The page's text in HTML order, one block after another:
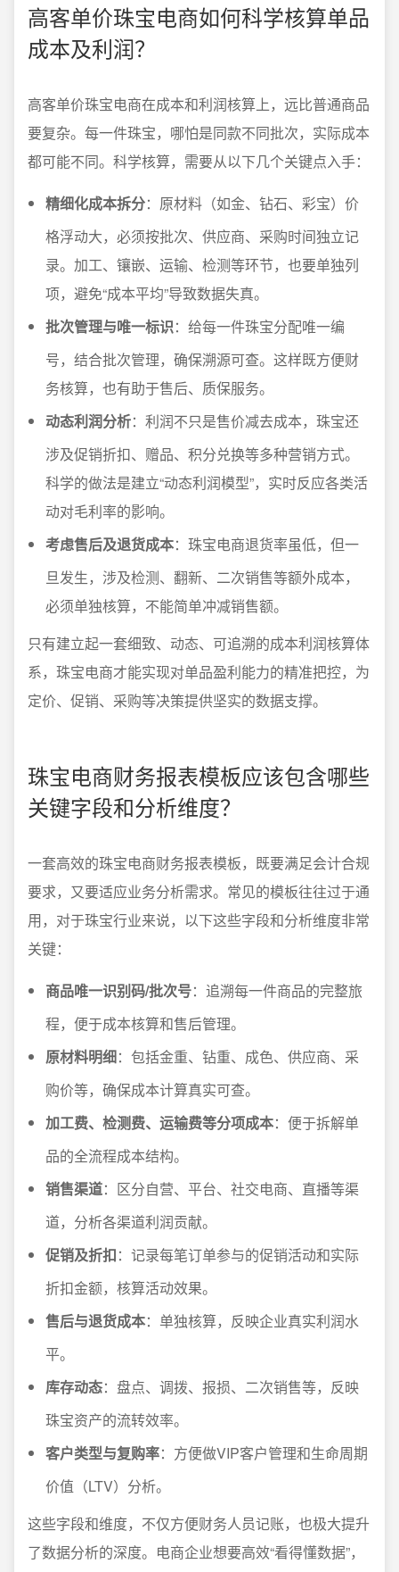
高客单价珠宝电商如何科学核算单品
成本及利润？
高客单价珠宝电商在成本和利润核算上，远比普通商品
要复杂。每一件珠宝，哪怕是同款不同批次，实际成本
都可能不同。科学核算，需要从以下几个关键点入手：
精细化成本拆分：原材料（如金、钻石、彩宝）价
格浮动大，必须按批次、供应商、采购时间独立记
录。加工、镶嵌、运输、检测等环节，也要单独列
项，避免“成本平均”导致数据失真。
批次管理与唯一标识：给每一件珠宝分配唯一编
号，结合批次管理，确保溯源可查。这样既方便财
务核算，也有助于售后、质保服务。
动态利润分析：利润不只是售价减去成本，珠宝还
涉及促销折扣、赠品、积分兑换等多种营销方式。
科学的做法是建立“动态利润模型”，实时反应各类活
动对毛利率的影响。
考虑售后及退货成本：珠宝电商退货率虽低，但一
旦发生，涉及检测、翻新、二次销售等额外成本，
必须单独核算，不能简单冲减销售额。
只有建立起一套细致、动态、可追溯的成本利润核算体
系，珠宝电商才能实现对单品盈利能力的精准把控，为
定价、促销、采购等决策提供坚实的数据支撑。
珠宝电商财务报表模板应该包含哪些
关键字段和分析维度？
一套高效的珠宝电商财务报表模板，既要满足会计合规
要求，又要适应业务分析需求。常见的模板往往过于通
用，对于珠宝行业来说，以下这些字段和分析维度非常
关键：
商品唯一识别码/批次号：追溯每一件商品的完整旅
程，便于成本核算和售后管理。
原材料明细：包括金重、钻重、成色、供应商、采
购价等，确保成本计算真实可查。
加工费、检测费、运输费等分项成本：便于拆解单
品的全流程成本结构。
销售渠道：区分自营、平台、社交电商、直播等渠
道，分析各渠道利润贡献。
促销及折扣：记录每笔订单参与的促销活动和实际
折扣金额，核算活动效果。
售后与退货成本：单独核算，反映企业真实利润水
平。
库存动态：盘点、调拨、报损、二次销售等，反映
珠宝资产的流转效率。
客户类型与复购率：方便做VIP客户管理和生命周期
价值（LTV）分析。
这些字段和维度，不仅方便财务人员记账，也极大提升
了数据分析的深度。电商企业想要高效“看得懂数据”，